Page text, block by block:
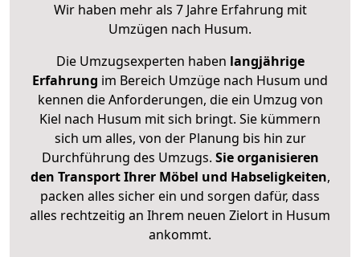
Wir haben mehr als 7 Jahre Erfahrung mit
Umzügen nach Husum.
Die Umzugsexperten haben langjährige
Erfahrung im Bereich Umzüge nach Husum und
kennen die Anforderungen, die ein Umzug von
Kiel nach Husum mit sich bringt. Sie kümmern
sich um alles, von der Planung bis hin zur
Durchführung des Umzugs. Sie organisieren
den Transport Ihrer Möbel und Habseligkeiten,
packen alles sicher ein und sorgen dafür, dass
alles rechtzeitig an Ihrem neuen Zielort in Husum
ankommt.